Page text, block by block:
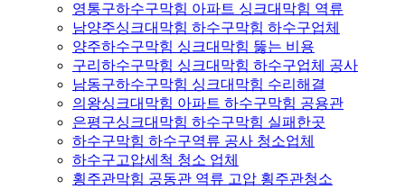
영통구하수구막힘 아파트 싱크대막힘 역류
남양주싱크대막힘 하수구막힘 하수구업체
양주하수구막힘 싱크대막힘 뚫는 비용
구리하수구막힘 싱크대막힘 하수구업체 공사
남동구하수구막힘 싱크대막힘 수리해결
의왕싱크대막힘 아파트 하수구막힘 공용관
은평구싱크대막힘 하수구막힘 실패한곳
하수구막힘 하수구역류 공사 청소업체
하수구고압세척 청소 업체
횡주관막힘 공동관 역류 고압 횡주관청소